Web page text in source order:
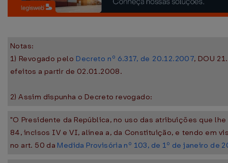
Notas:
1) Revogado pelo Decreto nº 6.317, de 20.12.2007, DOU
efeitos a partir de 02.01.2008.
2) Assim dispunha o Decreto revogado:
"O Presidente da República, no uso das atribuições que
84, incisos IV e VI, alínea a, da Constituição, e tendo em
no art. 50 da Medida Provisória nº 103, de 1º de janeiro de